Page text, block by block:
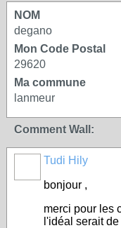
NOM
degano
Mon Code Postal
29620
Ma commune
lanmeur
Comment Wall:
Tudi Hily
bonjour ,
merci pour les
l'idéal serait